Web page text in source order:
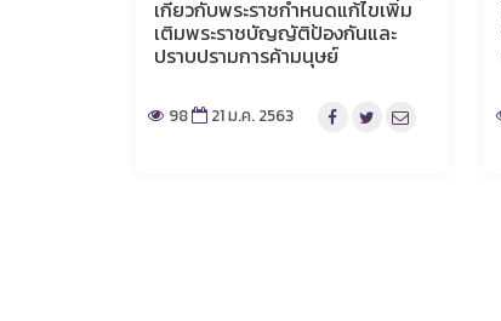
เกี่ยวกับพระราชกำหนดแก้ไขเพิ่ม
เติมพระราชบัญญัติป้องกันและ
ปราบปรามการค้ามนุษย์
98 21 ม.ค. 2563